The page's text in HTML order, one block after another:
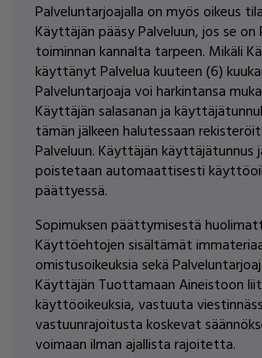
Palveluntarjoajalla on myös oikeus
Käyttäjän pääsy Palveluun, jos se on
toiminnan kannalta tarpeen. Mikäli
käyttänyt Palvelua kuuteen (6)
Palveluntarjoaja voi harkintansa
Käyttäjän salasanan ja
tämän jälkeen halutessaan
Palveluun. Käyttäjän käyttäjätunnus
poistetaan automaattisesti
päättyessä.
Sopimuksen päättymisestä
Käyttöehtojen sisältämät
omistusoikeuksia sekä
Käyttäjän Tuottamaan Aineistoon
käyttöoikeuksia, vastuuta
vastuunrajoitusta koskevat
voimaan ilman ajallista rajoitetta.